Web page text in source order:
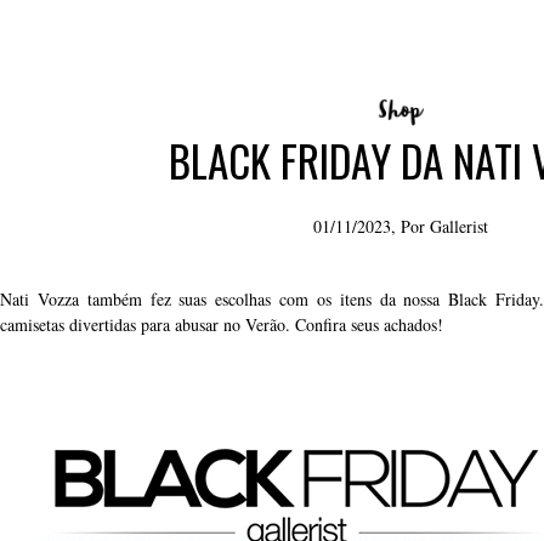
BLACK FRIDAY DA NATI
01/11/2023, Por Gallerist
Nati Vozza também fez suas escolhas com os itens da nossa Black
camisetas divertidas para abusar no Verão. Confira seus achados!